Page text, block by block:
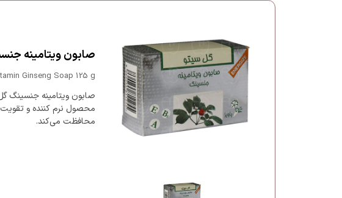
صابون ویتامینه
Ginseng Soap 125 g
صابون ویتامینه جنسینگ
محصول نرم کننده و تقویت
محافظت می‌کند.